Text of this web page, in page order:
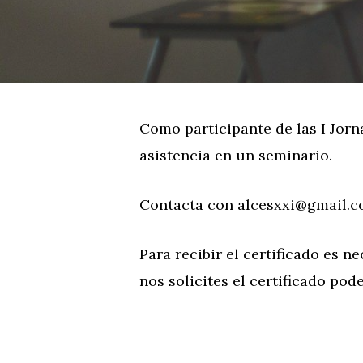
Como participante de las I
asistencia en un seminario.
Contacta con
Para recibir el certificado es
nos solicites el certificado